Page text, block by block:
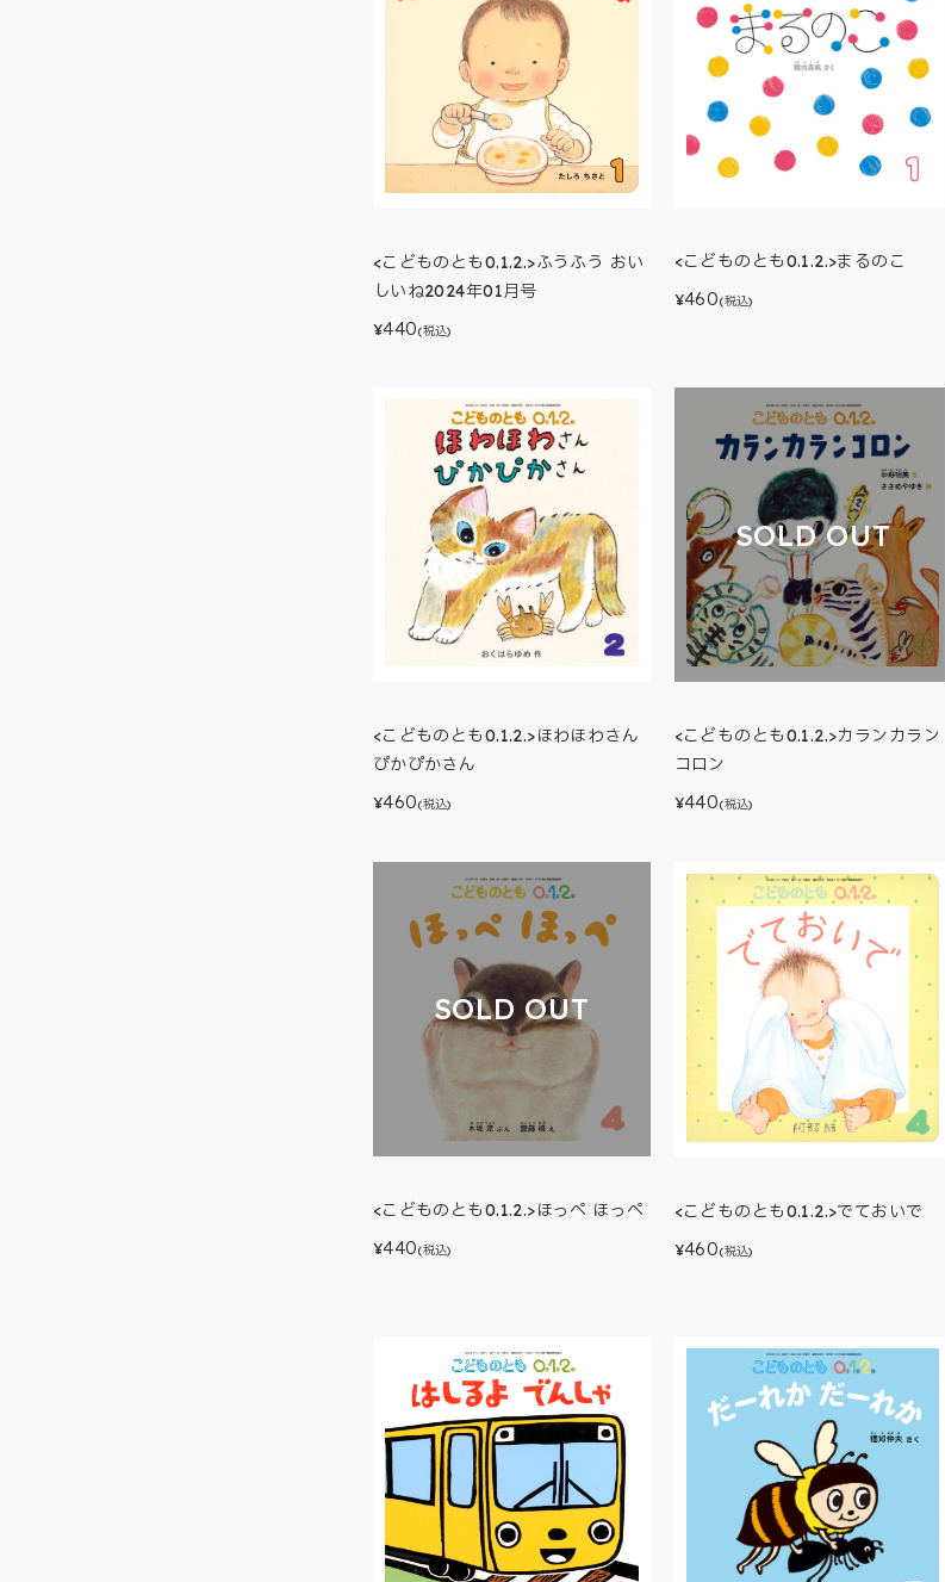
<こどものとも0.1.2.>ふうふう おい
しいね2024年01月号
¥440(税込)
<こどものとも0.1.2.>まるのこ
¥460(税込)
<こどものとも0.1.2.>ほわほわさん
ぴかぴかさん
¥460(税込)
SOLD OUT
<こどものとも0.1.2.>カランカラン
コロン
¥440(税込)
SOLD OUT
<こどものとも0.1.2.>ほっぺ ほっぺ
¥440(税込)
<こどものとも0.1.2.>でておいで
¥460(税込)